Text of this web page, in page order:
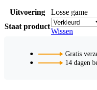
Uitvoering
Losse game
Staat product
Wissen
Gratis
14 dagen